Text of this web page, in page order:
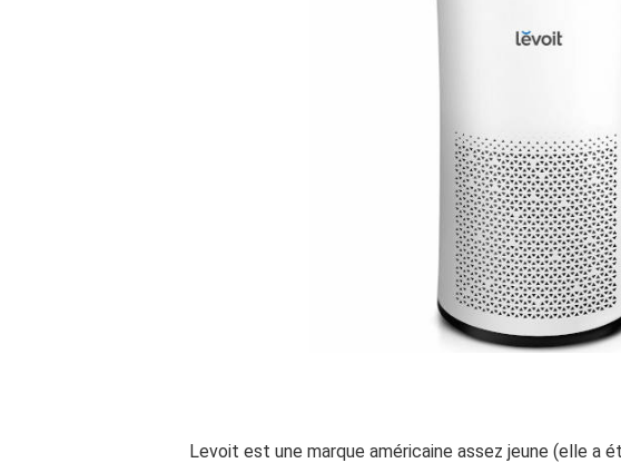
Levoit est une marque américaine assez jeune (elle a